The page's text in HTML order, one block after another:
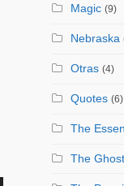
Magic (9)
Nebraska
Otras (4)
Quotes (6)
The
The